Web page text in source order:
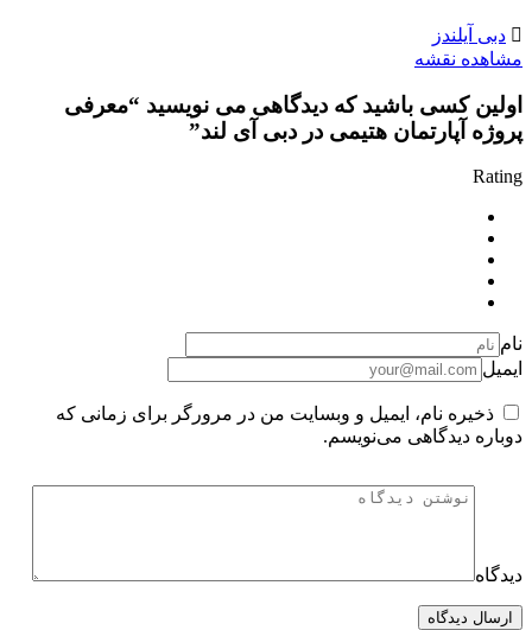
دبی آیلندز
مشاهده نقشه
اولین کسی باشید که دیدگاهی می نویسید “معرفی
پروژه آپارتمان هتیمی در دبی آی لند”
Rating
نام
ایمیل
ذخیره نام، ایمیل و وبسایت من در مرورگر برای زمانی که
دوباره دیدگاهی می‌نویسم.
دیدگاه